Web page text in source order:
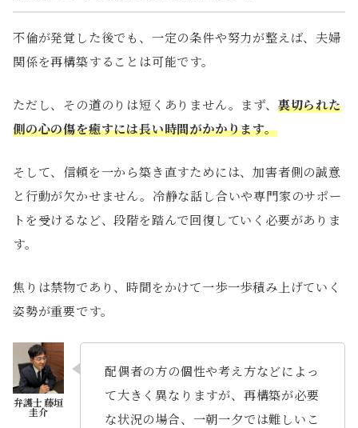
不倫が発覚した後でも、一定の条件や努力が整えば、夫婦
関係を再構築することは可能です。
ただし、その道のりは短くありません。まず、 裏切られた
側の心の傷を癒すには長い時間がかかります。
そして、信頼を一から築き直すためには、加害者側の誠意
と行動が欠かせません。冷静な話し合いや専門家のサポー
トを受けるなど、段階を踏んで回復していく必要がありま
す。
焦りは禁物であり、時間をかけて一歩一歩積み上げていく
姿勢が重要です。
配偶者の方の個性や考え方などによっ
て大きく異なりますが、再構築が必要
な状況の場合、一朝一夕では難しいこ